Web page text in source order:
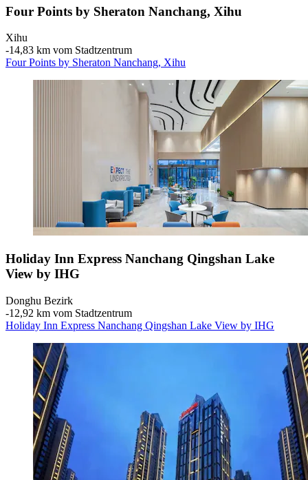
Four Points by Sheraton Nanchang, Xihu
Xihu
‐14,83 km vom Stadtzentrum
Four Points by Sheraton Nanchang, Xihu
Holiday Inn Express Nanchang Qingshan Lake
View by IHG
Donghu Bezirk
‐12,92 km vom Stadtzentrum
Holiday Inn Express Nanchang Qingshan Lake View by IHG